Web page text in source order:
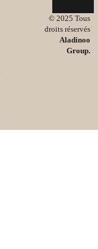
© 2025 Tous
droits réservés
Aladinoo
Group.